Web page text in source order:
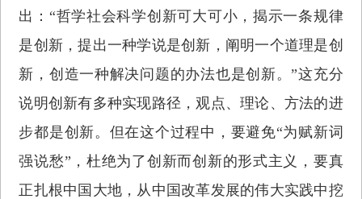
出：“哲学社会科学创新可大可小，揭示一条规律
是创新，提出一种学说是创新，阐明一个道理是创
新，创造一种解决问题的办法也是创新。”这充分
说明创新有多种实现路径，观点、理论、方法的进
步都是创新。但在这个过程中，要避免“为赋新词
强说愁”，杜绝为了创新而创新的形式主义，要真
正扎根中国大地，从中国改革发展的伟大实践中挖